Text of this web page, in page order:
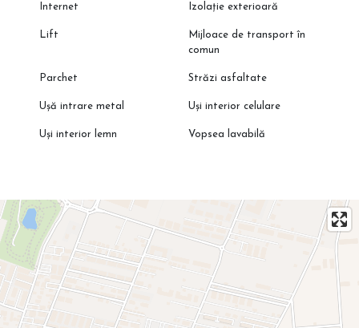
Internet Izolație exterioară
Lift
Mijloace de transport în
comun
Parchet Străzi asfaltate
Ușă intrare metal Uși interior celulare
Uși interior lemn Vopsea lavabilă